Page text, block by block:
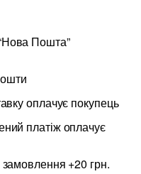
Пошта”
оплачує покупець
платіж оплачує
замовлення +20 грн.